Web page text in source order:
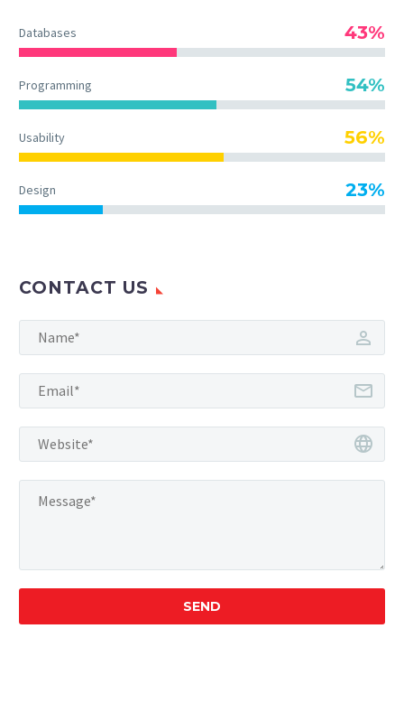
Databases 43%
Programming 54%
Usability 56%
Design 23%
CONTACT US